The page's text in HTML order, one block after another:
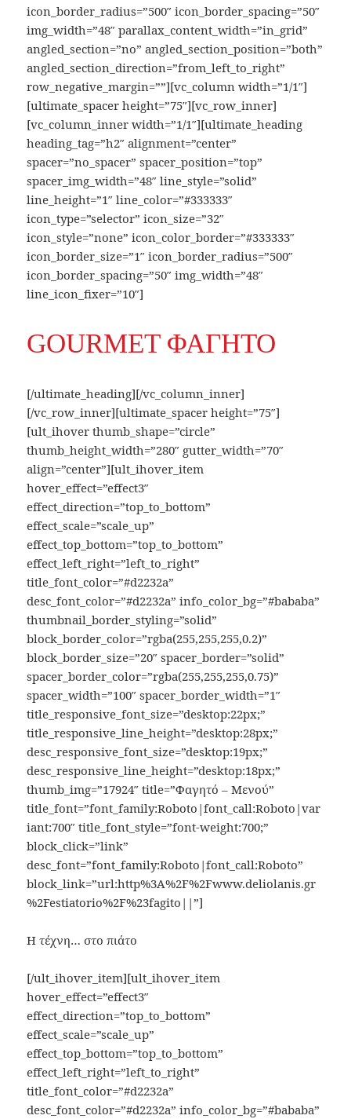
icon_border_radius=”500″ icon_border_spacing=”50″
img_width=”48″ parallax_content_width=”in_grid”
angled_section=”no” angled_section_position=”both”
angled_section_direction=”from_left_to_right”
row_negative_margin=””][vc_column width=”1/1″]
[ultimate_spacer height=”75″][vc_row_inner]
[vc_column_inner width=”1/1″][ultimate_heading
heading_tag=”h2″ alignment=”center”
spacer=”no_spacer” spacer_position=”top”
spacer_img_width=”48″ line_style=”solid”
line_height=”1″ line_color=”#333333″
icon_type=”selector” icon_size=”32″
icon_style=”none” icon_color_border=”#333333″
icon_border_size=”1″ icon_border_radius=”500″
icon_border_spacing=”50″ img_width=”48″
line_icon_fixer=”10″]
GOURMET ΦΑΓΗΤΟ
[/ultimate_heading][/vc_column_inner]
[/vc_row_inner][ultimate_spacer height=”75″]
[ult_ihover thumb_shape=”circle”
thumb_height_width=”280″ gutter_width=”70″
align=”center”][ult_ihover_item
hover_effect=”effect3″
effect_direction=”top_to_bottom”
effect_scale=”scale_up”
effect_top_bottom=”top_to_bottom”
effect_left_right=”left_to_right”
title_font_color=”#d2232a”
desc_font_color=”#d2232a” info_color_bg=”#bababa”
thumbnail_border_styling=”solid”
block_border_color=”rgba(255,255,255,0.2)”
block_border_size=”20″ spacer_border=”solid”
spacer_border_color=”rgba(255,255,255,0.75)”
spacer_width=”100″ spacer_border_width=”1″
title_responsive_font_size=”desktop:22px;”
title_responsive_line_height=”desktop:28px;”
desc_responsive_font_size=”desktop:19px;”
desc_responsive_line_height=”desktop:18px;”
thumb_img=”17924″ title=”Φαγητό – Μενού”
title_font=”font_family:Roboto|font_call:Roboto|var
iant:700″ title_font_style=”font-weight:700;”
block_click=”link”
desc_font=”font_family:Roboto|font_call:Roboto”
block_link=”url:http%3A%2F%2Fwww.deliolanis.gr
%2Festiatorio%2F%23fagito||”]
Η τέχνη… στο πιάτο
[/ult_ihover_item][ult_ihover_item
hover_effect=”effect3″
effect_direction=”top_to_bottom”
effect_scale=”scale_up”
effect_top_bottom=”top_to_bottom”
effect_left_right=”left_to_right”
title_font_color=”#d2232a”
desc_font_color=”#d2232a” info_color_bg=”#bababa”